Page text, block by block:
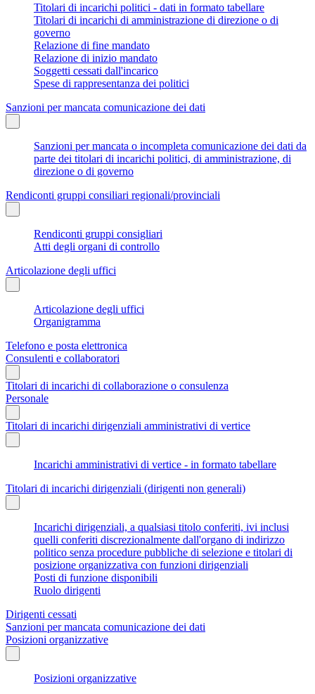
Titolari di incarichi politici - dati in formato tabellare
Titolari di incarichi di amministrazione di direzione o di
governo
Relazione di fine mandato
Relazione di inizio mandato
Soggetti cessati dall'incarico
Spese di rappresentanza dei politici
Sanzioni per mancata comunicazione dei dati
Sanzioni per mancata o incompleta comunicazione dei dati da
parte dei titolari di incarichi politici, di amministrazione, di
direzione o di governo
Rendiconti gruppi consiliari regionali/provinciali
Rendiconti gruppi consigliari
Atti degli organi di controllo
Articolazione degli uffici
Articolazione degli uffici
Organigramma
Telefono e posta elettronica
Consulenti e collaboratori
Titolari di incarichi di collaborazione o consulenza
Personale
Titolari di incarichi dirigenziali amministrativi di vertice
Incarichi amministrativi di vertice - in formato tabellare
Titolari di incarichi dirigenziali (dirigenti non generali)
Incarichi dirigenziali, a qualsiasi titolo conferiti, ivi inclusi
quelli conferiti discrezionalmente dall'organo di indirizzo
politico senza procedure pubbliche di selezione e titolari di
posizione organizzativa con funzioni dirigenziali
Posti di funzione disponibili
Ruolo dirigenti
Dirigenti cessati
Sanzioni per mancata comunicazione dei dati
Posizioni organizzative
Posizioni organizzative